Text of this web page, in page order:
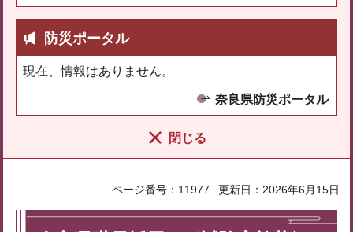
防災ポータル
現在、情報はありません。
奈良県防災ポータル
閉じる
ページ番号：11977 更新日：2026年6月15日